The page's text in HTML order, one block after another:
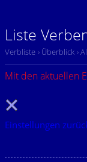
Liste
Verbliste › Überblick ›
Mit den aktuellen
Einstellungen